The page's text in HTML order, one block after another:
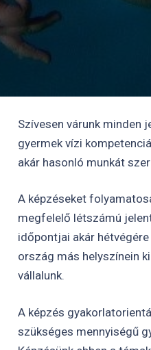
Szívesen várunk minden
gyermek vízi
akár hasonló munkát
A képzéseket
megfelelő létszámú
időpontjai akár
ország más helyszínein
vállalunk.
A képzés
szükséges mennyiségű